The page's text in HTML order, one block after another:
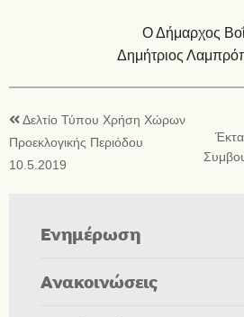
Ο Δήμαρχος
Δημήτριος
Δελτίο Τύπου Χρήση Χώρων
Προεκλογικής Περιόδου
10.5.2019
Ενημέρωση
Ανακοινώσεις